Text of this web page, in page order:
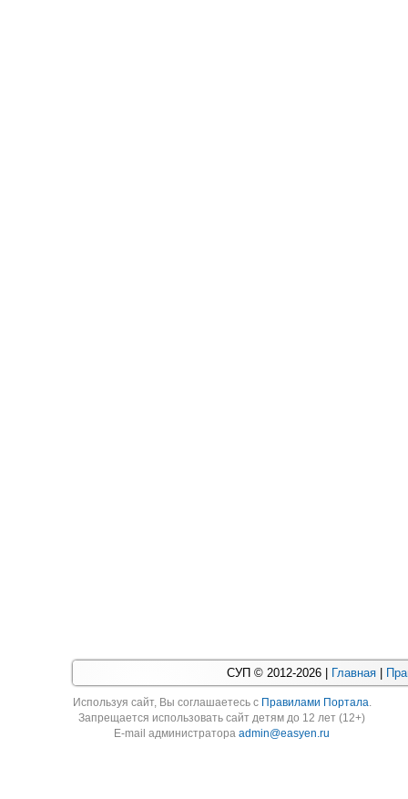
СУП © 2012-2026 | Главная
Используя cайт, Вы соглашаетесь с Правилами Портала.
Запрещается использовать сайт детям до 12 лет (12+)
E-mail администратораadmin@easyen.ru